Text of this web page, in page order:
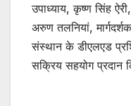
उपाध्याय, कृष्ण सिंह
अरुण तलनियां,
संस्थान के डीएलएड
सक्रिय सहयोग प्रदान